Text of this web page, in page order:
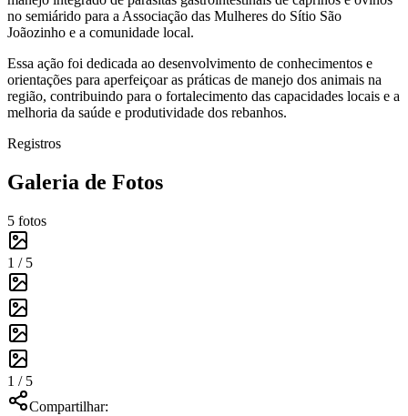
no semiárido para a Associação das Mulheres do Sítio São
Joãozinho e a comunidade local.
Essa ação foi dedicada ao desenvolvimento de conhecimentos e
orientações para aperfeiçoar as práticas de manejo dos animais na
região, contribuindo para o fortalecimento das capacidades locais e a
melhoria da saúde e produtividade dos rebanhos.
Registros
Galeria de Fotos
5 fotos
1 / 5
1 / 5
Compartilhar: